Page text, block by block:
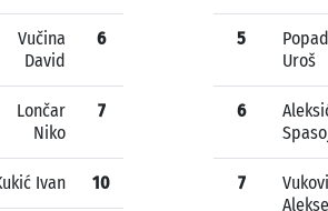
Vučina
David
6
Lončar
Niko
7
Ivan 10
5
Uroš
6
7